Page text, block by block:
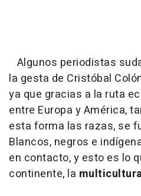
Algunos periodistas
la gesta de Cristóbal
ya que gracias a la ruta
entre Europa y América,
esta forma las razas, se
Blancos, negros e
en contacto, y esto es lo
continente, la